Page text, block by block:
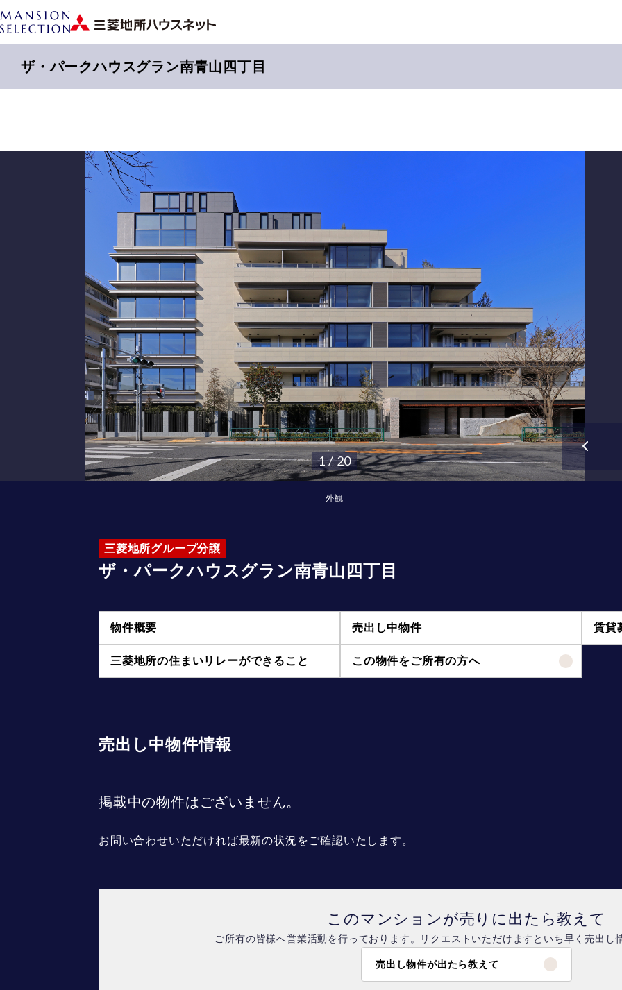
ザ・パークハウスグラン南青山四丁目
外観
1 / 20
三菱地所グループ分譲
ザ・パークハウスグラン南青山四丁目
物件概要 売出し中物件 賃貸
三菱地所の住まいリレーができること この物件をご所有の方へ
売出し中物件情報
掲載中の物件はございません。
お問い合わせいただければ最新の状況をご確認いたします。
このマンションが売りに出たら教えて
ご所有の皆様へ営業活動を行っております。リクエストいただけますといち早く売出し
売出し物件が出たら教えて